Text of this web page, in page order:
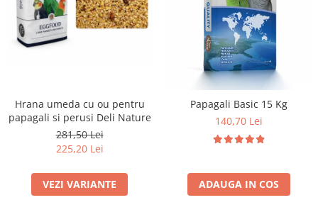
Hrana umeda cu ou pentru
papagali si perusi Deli Nature
281,50 Lei
225,20 Lei
VEZI VARIANTE
Papagali Basic 15 Kg
140,70 Lei
ADAUGA IN COS